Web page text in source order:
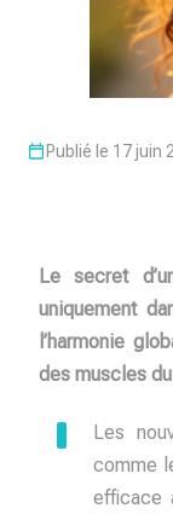
Publié le 17 juin
Le secret
uniquement
l’harmonie
des muscles
Les
comme
efficace